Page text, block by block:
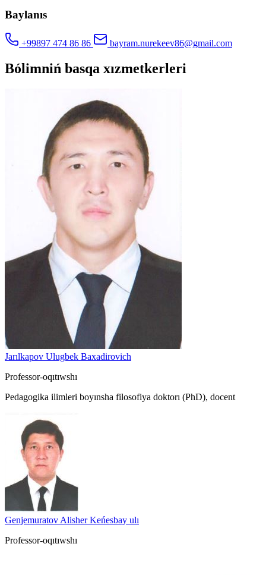
Baylanıs
+99897 474 86 86 bayram.nurekeev86@gmail.com
Bólimniń basqa xızmetkerleri
Jarılkapov Ulugbek Baxadirovich
Professor-oqıtıwshı
Pedagogika ilimleri boyınsha filosofiya doktorı (PhD), docent
Genjemuratov Alisher Keńesbay ulı
Professor-oqıtıwshı